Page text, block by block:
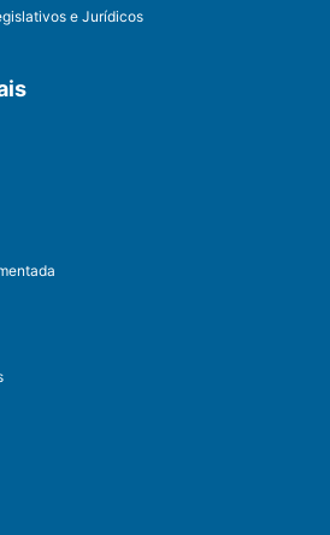
e Jurídicos